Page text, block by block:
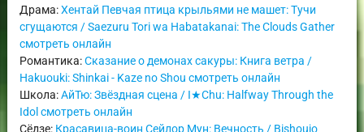
Драма:Хентай Певчая птица крыльями не машет: Тучи
сгущаются / Saezuru Tori wa Habatakanai: The Clouds Gather
смотреть онлайн
Романтика:Сказание о демонах сакуры: Книга ветра /
Hakuouki: Shinkai - Kaze no Shou смотреть онлайн
Школа:АйТю: Звёздная сцена / I★Chu: Halfway Through the
Idol смотреть онлайн
Сёдзе: Красавица-воин Сейлор Мун: Вечность / Bishoujo